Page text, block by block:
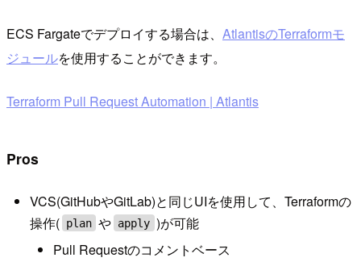
ECS Fargateでデプロイする場合は、 AtlantisのTerraformモ
ジュールを使用することができます。
Terraform Pull Request Automation | Atlantis
Pros
VCS(GitHubやGitLab)と同じUIを使用して、Terraformの
操作( plan や apply )が可能
Pull Requestのコメントベース